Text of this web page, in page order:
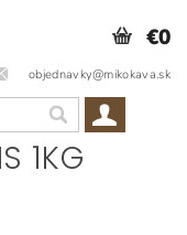
objednavky@mikokava.sk
€0
1KG